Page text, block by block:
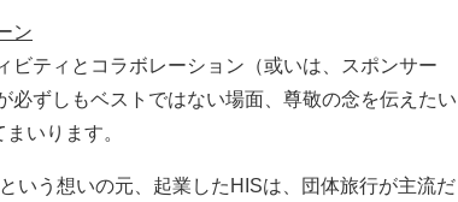
ン
ビティとコラボレーション（或いは、スポンサー
必ずしもベストではない場面、尊敬の念を伝えたい
いります。
いう想いの元、起業したHISは、団体旅行が主流だ